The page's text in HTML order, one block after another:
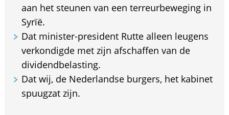
aan het steunen van een terreurbeweging in
Syrïë.
Dat minister-president Rutte alleen leugens
verkondigde met zijn afschaffen van de
dividendbelasting.
Dat wij, de Nederlandse burgers, het kabinet
spuugzat zijn.